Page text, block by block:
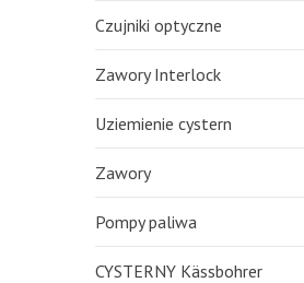
Czujniki optyczne
Zawory Interlock
Uziemienie cystern
Zawory
Pompy paliwa
CYSTERNY Kässbohrer